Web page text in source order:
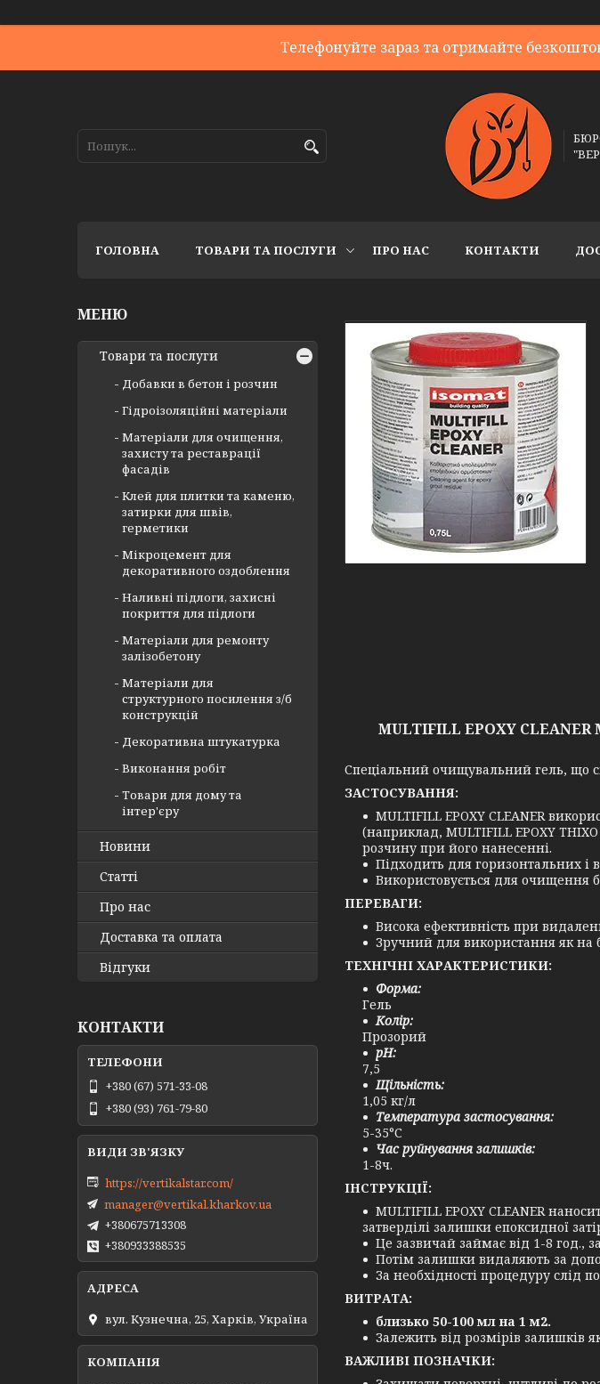
Телефонуйте зараз та отримайте
ГОЛОВНА ТОВАРИ ТА ПОСЛУГИ ПРО НАС КОНТАКТИ
MULTIFILL EPOXY
Спеціальний очищувальний гель, що
ЗАСТОСУВАННЯ:
MULTIFILL EPOXY CLEANER
(наприклад, MULTIFILL EPOXY
розчину при його нанесенні.
Підходить для горизонтальних і
Використовується для очищення
ПЕРЕВАГИ:
Висока ефективність при
Зручний для використання як
ТЕХНІЧНІ ХАРАКТЕРИСТИКИ:
Форма:
Гель
Колір:
Прозорий
рН:
7,5
Щільність:
1,05 кг/л
Температура застосування:
5-35°С
Час руйнування залишків:
1-8ч.
ІНСТРУКЦІЇ:
MULTIFILL EPOXY CLEANER
затверділі залишки епоксидної
Це зазвичай займає від 1-8 год.,
Потім залишки видаляють за
За необхідності процедуру слід
ВИТРАТА:
близько 50-100 мл на 1 м2.
Залежить від розмірів залишків
ВАЖЛИВІ ПОЗНАЧКИ:
Товари та послуги
Добавки в бетон і розчин
Гідроізоляційні матеріали
Матеріали для очищення,
захисту та реставрації
фасадів
Клей для плитки та каменю,
затирки для швів,
герметики
Мікроцемент для
декоративного оздоблення
Наливні підлоги, захисні
покриття для підлоги
Матеріали для ремонту
залізобетону
Матеріали для
структурного посилення з/б
конструкцій
Декоративна штукатурка
Виконання робіт
Товари для дому та
інтер'єру
Новини
Статті
Про нас
Доставка та оплата
Відгуки
КОНТАКТИ
+380 (67) 571-33-08
+380 (93) 761-79-80
https://vertikalstar.com/
manager@vertikal.kharkov.ua
+380675713308
+380933388535
вул. Кузнечна, 25, Харків, Україна